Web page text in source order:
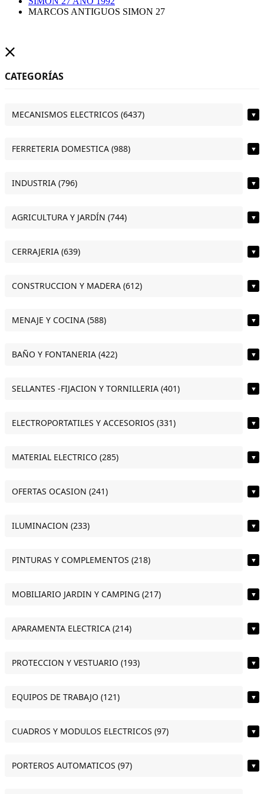
MARCOS ANTIGUOS SIMON 27
CATEGORÍAS
MECANISMOS ELECTRICOS (6437) ▼
FERRETERIA DOMESTICA (988) ▼
INDUSTRIA (796) ▼
AGRICULTURA Y JARDÍN (744) ▼
CERRAJERIA (639) ▼
CONSTRUCCION Y MADERA (612) ▼
MENAJE Y COCINA (588) ▼
BAÑO Y FONTANERIA (422) ▼
SELLANTES -FIJACION Y TORNILLERIA (401) ▼
ELECTROPORTATILES Y ACCESORIOS (331) ▼
MATERIAL ELECTRICO (285) ▼
OFERTAS OCASION (241) ▼
ILUMINACION (233) ▼
PINTURAS Y COMPLEMENTOS (218) ▼
MOBILIARIO JARDIN Y CAMPING (217) ▼
APARAMENTA ELECTRICA (214) ▼
PROTECCION Y VESTUARIO (193) ▼
EQUIPOS DE TRABAJO (121) ▼
CUADROS Y MODULOS ELECTRICOS (97) ▼
PORTEROS AUTOMATICOS (97) ▼